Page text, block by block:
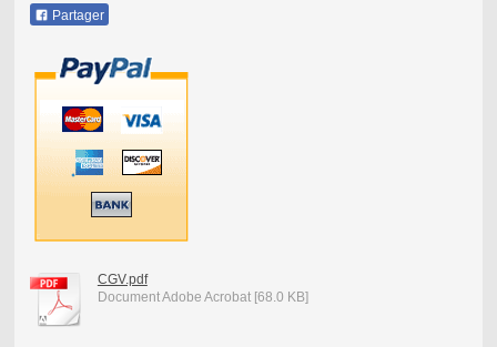
Partager
CGV.pdf
Document Adobe Acrobat [68.0 KB]